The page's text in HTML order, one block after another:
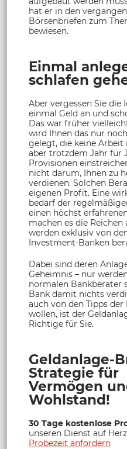
hat er in den
Börsenbriefen zum
bewiesen.
Einmal
schlafen
Aber vergessen Sie die
einmal Geld an und
Das war früher
wird Ihnen das nur
gelegt, die keine
aber trotzdem Jahr für
Provisionen
nicht darum, Ihnen zu
verdienen. Solchen
eigenen Profit. Eine
bedarf der
einen höchst
machen es die Reichen
werden exklusiv von
Investment-Banken
Dabei sind deren
Geheimnis – nur
normalen Bankberater
Bank damit nichts
auch von den Tipps
wollen, ist der
Richtige für Sie.
Geldanlage-
Strategie für
Vermögen
Wohlstand!
30 Tage kostenlose
unseren Dienst auf
Probezeit anfordern